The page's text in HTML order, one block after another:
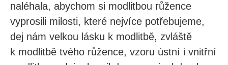
naléhala, abychom si modlitbou růžence
vyprosili milosti, které nejvíce potřebujeme,
dej nám velkou lásku k modlitbě, zvláště
k modlitbě tvého růžence, vzoru ústní i vnitřní